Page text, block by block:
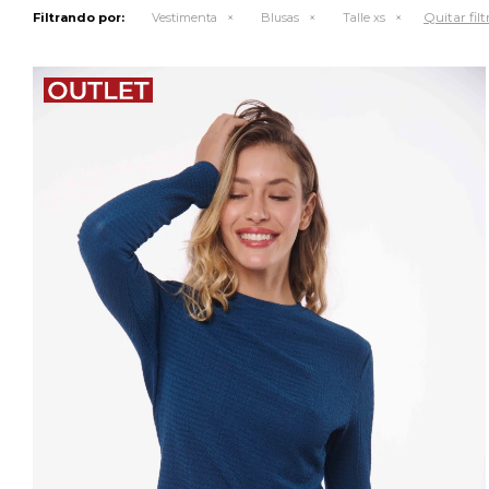
Filtrando por: Vestimenta Blusas Talle xs Quitar